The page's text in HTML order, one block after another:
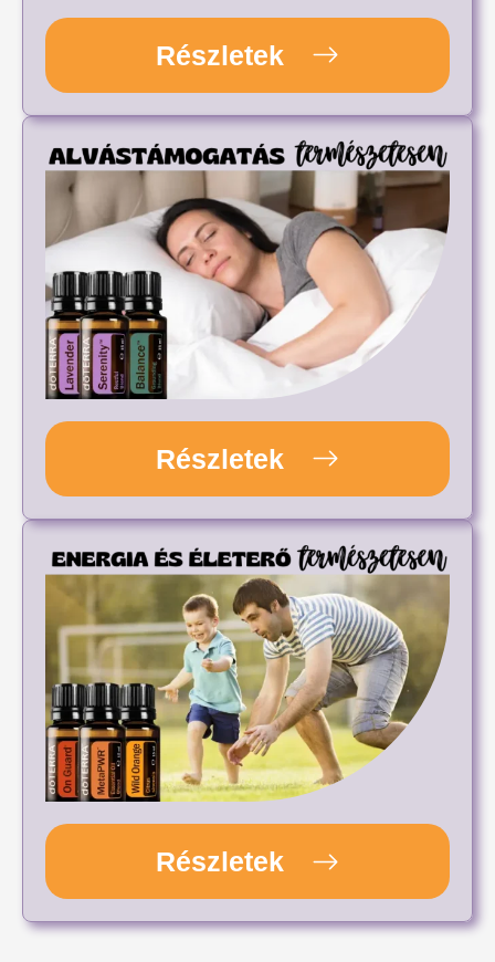
Részletek
Részletek
Részletek